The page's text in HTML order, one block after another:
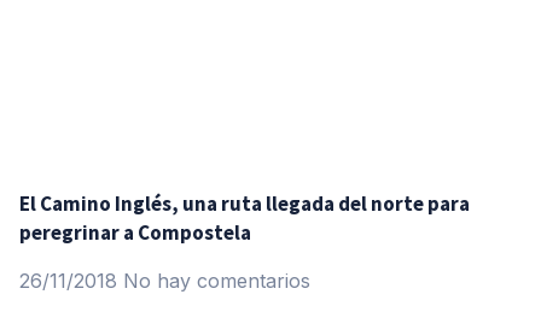
El Camino Inglés, una ruta llegada del norte para
peregrinar a Compostela
26/11/2018 No hay comentarios